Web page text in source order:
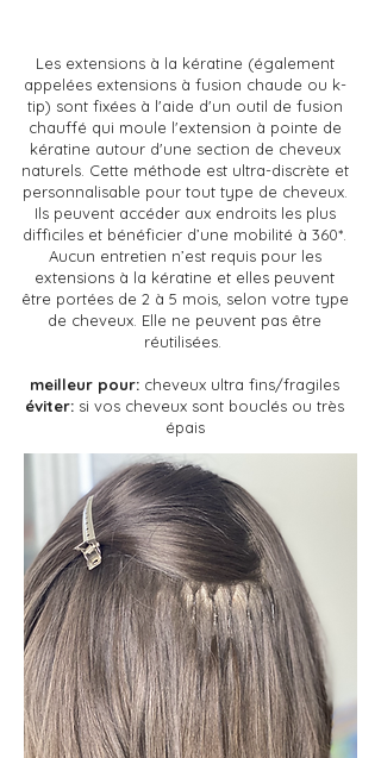
Les extensions à la kératine (également
appelées extensions à fusion chaude ou k-
tip) sont fixées à l'aide d'un outil de fusion
chauffé qui moule l'extension à pointe de
kératine autour d'une section de cheveux
naturels. Cette méthode est ultra-discrète et
personnalisable pour tout type de cheveux.
Ils peuvent accéder aux endroits les plus
difficiles et bénéficier d’une mobilité à 360*.
Aucun entretien n’est requis pour les
extensions à la kératine et elles peuvent
être portées de 2 à 5 mois, selon votre type
de cheveux. Elle ne peuvent pas être
réutilisées.
meilleur pour: cheveux ultra fins/fragiles
éviter: si vos cheveux sont bouclés ou très
épais